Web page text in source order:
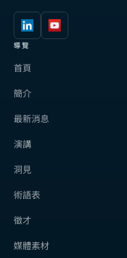
導覽
首頁
簡介
最新消息
演講
洞見
術語表
徵才
媒體素材